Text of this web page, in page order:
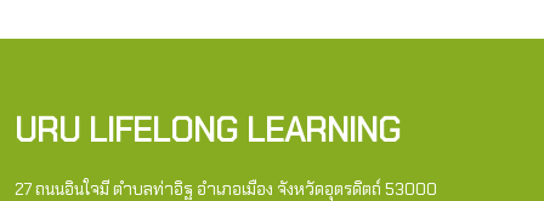
URU LIFELONG LEARNING
27 ถนนอินใจมี ตำบลท่าอิฐ อำเภอเมือง จังหวัดอุตรดิตถ์ 53000